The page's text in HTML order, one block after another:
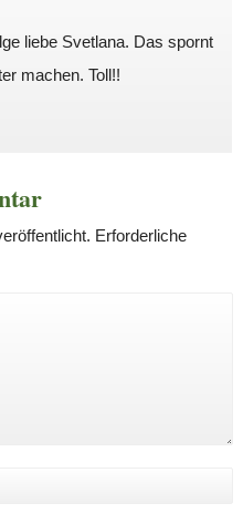
liebe Svetlana. Das spornt
machen. Toll!!
Erforderliche